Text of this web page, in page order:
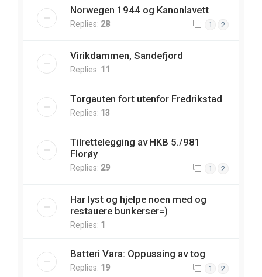
Norwegen 1944 og Kanonlavett
Replies: 28 1 2
Virikdammen, Sandefjord
Replies: 11
Torgauten fort utenfor Fredrikstad
Replies: 13
Tilrettelegging av HKB 5./981
Florøy
Replies: 29 1 2
Har lyst og hjelpe noen med og
restauere bunkerser=)
Replies: 1
Batteri Vara: Oppussing av tog
Replies: 19 1 2